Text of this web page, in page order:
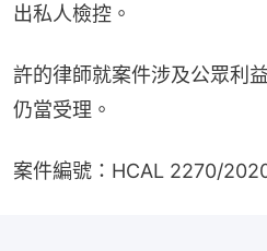
出私人檢控。
許的律師就案件涉及公眾利
仍當受理。
案件編號：HCAL 2270/